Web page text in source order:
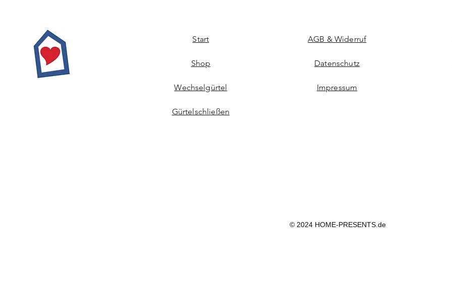
Start
Shop
Wechselgürtel
Gürtelschließen
AGB & Widerruf
Datenschutz
Impressum
© 2024 HOME-PRESENTS.de